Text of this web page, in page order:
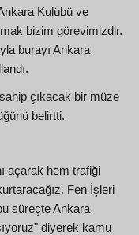
Kulübü ve
bizim görevimizdir.
burayı Ankara
çıkacak bir müze
belirtti.
açarak hem trafiği
Fen İşleri
süreçte Ankara
diyerek kamu